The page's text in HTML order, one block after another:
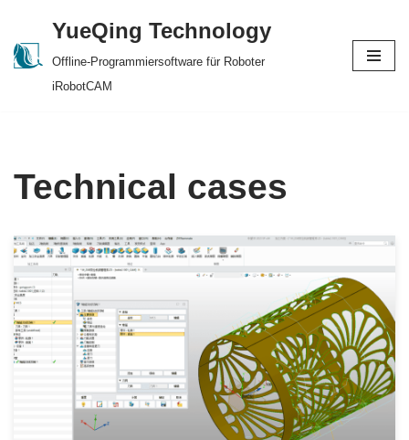
Skip
YueQing Technology
Offline-Programmiersoftware für Roboter
iRobotCAM
Technical cases